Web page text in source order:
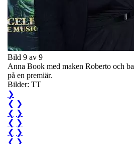
Bild 9 av 9
Anna Book med maken Roberto och
på en premiär.
Bilder: TT
❯
❮ ❯
❮ ❯
❮ ❯
❮ ❯
❮ ❯